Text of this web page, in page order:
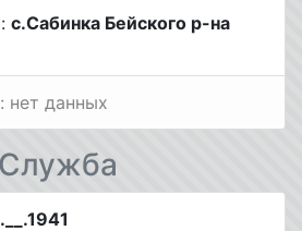
с.Сабинка Бейского р-на
нет данных
Служба